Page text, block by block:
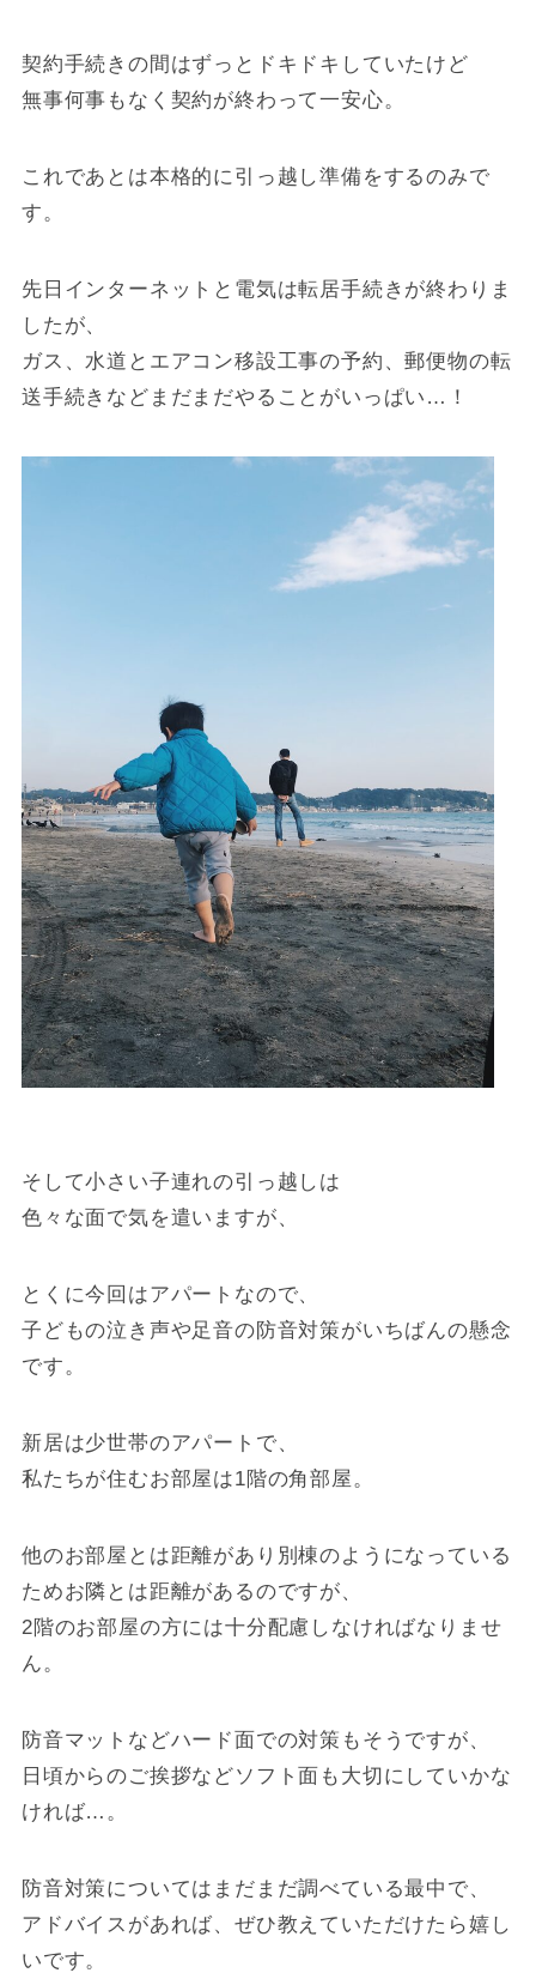
契約手続きの間はずっとドキドキしていたけど
無事何事もなく契約が終わって一安心。
これであとは本格的に引っ越し準備をするのみで
す。
先日インターネットと電気は転居手続きが終わりま
したが、
ガス、水道とエアコン移設工事の予約、郵便物の転
送手続きなどまだまだやることがいっぱい…！
そして小さい子連れの引っ越しは
色々な面で気を遣いますが、
とくに今回はアパートなので、
子どもの泣き声や足音の防音対策がいちばんの懸念
です。
新居は少世帯のアパートで、
私たちが住むお部屋は1階の角部屋。
他のお部屋とは距離があり別棟のようになっている
ためお隣とは距離があるのですが、
2階のお部屋の方には十分配慮しなければなりませ
ん。
防音マットなどハード面での対策もそうですが、
日頃からのご挨拶などソフト面も大切にしていかな
ければ…。
防音対策についてはまだまだ調べている最中で、
アドバイスがあれば、ぜひ教えていただけたら嬉し
いです。